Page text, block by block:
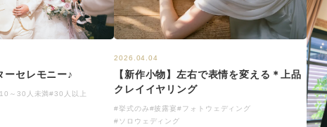
ーセレモニー♪
～30人未満#30人以上
2026.04.04
【新作小物】左右で表情を変える＊上品
クレイイヤリング
#挙式のみ#披露宴#フォトウェディング
#ソロウェディング